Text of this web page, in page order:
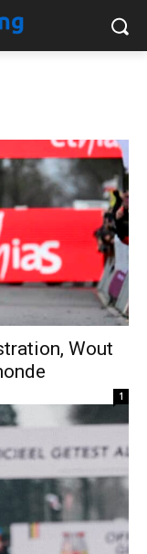
Wout
1